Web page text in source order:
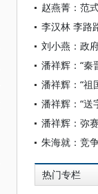
赵燕菁：范
刘小燕：政
朱海就：竞
热门专栏